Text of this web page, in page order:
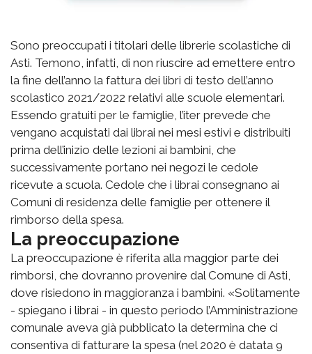
Sono preoccupati i titolari delle librerie scolastiche di
Asti. Temono, infatti, di non riuscire ad emettere entro
la fine dell’anno la fattura dei libri di testo dell’anno
scolastico 2021/2022 relativi alle scuole elementari.
Essendo gratuiti per le famiglie, l’iter prevede che
vengano acquistati dai librai nei mesi estivi e distribuiti
prima dell’inizio delle lezioni ai bambini, che
successivamente portano nei negozi le cedole
ricevute a scuola. Cedole che i librai consegnano ai
Comuni di residenza delle famiglie per ottenere il
rimborso della spesa.
La preoccupazione
La preoccupazione è riferita alla maggior parte dei
rimborsi, che dovranno provenire dal Comune di Asti,
dove risiedono in maggioranza i bambini. «Solitamente
- spiegano i librai - in questo periodo l’Amministrazione
comunale aveva già pubblicato la determina che ci
consentiva di fatturare la spesa (nel 2020 è datata 9